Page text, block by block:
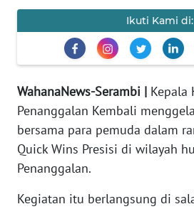
Ikuti Kami di:
WahanaNews-Serambi | Kepala
Penanggalan Kembali
bersama para pemuda dalam
Quick Wins Presisi di wilayah
Penanggalan.
Kegiatan itu berlangsung di
KAMI
PEDOMAN
REDAKSI
KARIR